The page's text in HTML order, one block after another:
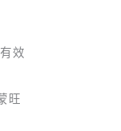
效
旺